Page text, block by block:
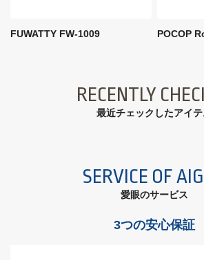
FUWATTY FW-1009 POCOP
RECENTLY
最近チェックしたアイテ
SERVICE OF
愛眼のサービス
3つの安心保証